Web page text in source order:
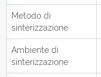
Metodo di
sinterizzazione
Ambiente di
sinterizzazione